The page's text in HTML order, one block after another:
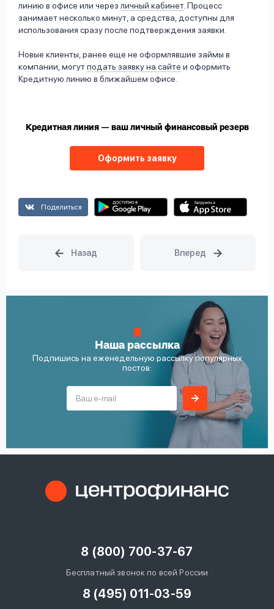
линию в офисе или черезличный кабинет. Процесс
занимает несколько минут, а средства, доступны для
использования сразу после подтверждения заявки.
Новые клиенты, ранее еще не оформлявшие займы в
компании, могутподать заявку на сайте и оформить
Кредитную линию в ближайшем офисе.
Кредитная линия — ваш личный финансовый резерв
Оформить заявку
Поделиться
Наша рассылка
Подпишись на еженедельную рассылку популярных
постов:
8 (800) 700-37-67
Бесплатный звонок по всей России
8 (495) 011-03-59